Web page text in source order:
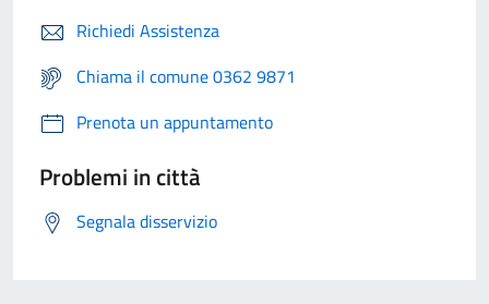
Richiedi Assistenza
Chiama il comune 0362 9871
Prenota un appuntamento
Problemi in città
Segnala disservizio